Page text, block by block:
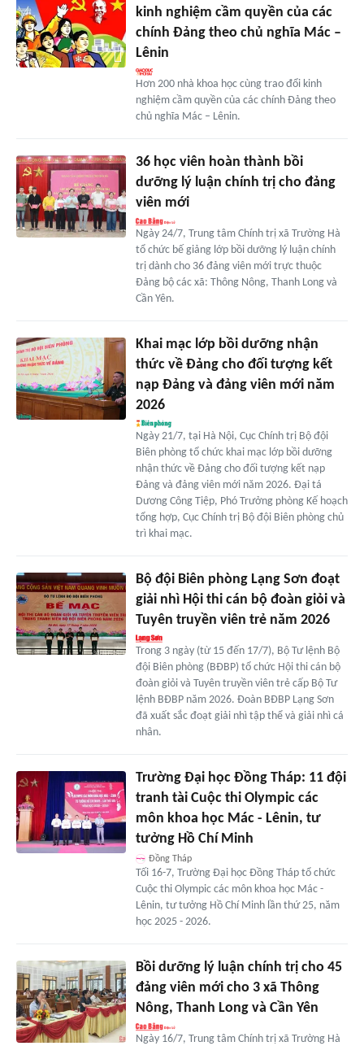
kinh nghiệm cầm quyền của các
chính Đảng theo chủ nghĩa Mác –
Lênin
Hơn 200 nhà khoa học cùng trao đổi kinh
nghiệm cầm quyền của các chính Đảng theo
chủ nghĩa Mác – Lênin.
36 học viên hoàn thành bồi
dưỡng lý luận chính trị cho đảng
viên mới
Ngày 24/7, Trung tâm Chính trị xã Trường Hà
tổ chức bế giảng lớp bồi dưỡng lý luận chính
trị dành cho 36 đảng viên mới trực thuộc
Đảng bộ các xã: Thông Nông, Thanh Long và
Cần Yên.
Khai mạc lớp bồi dưỡng nhận
thức về Đảng cho đối tượng kết
nạp Đảng và đảng viên mới năm
2026
Ngày 21/7, tại Hà Nội, Cục Chính trị Bộ đội
Biên phòng tổ chức khai mạc lớp bồi dưỡng
nhận thức về Đảng cho đối tượng kết nạp
Đảng và đảng viên mới năm 2026. Đại tá
Dương Công Tiệp, Phó Trưởng phòng Kế hoạch
tổng hợp, Cục Chính trị Bộ đội Biên phòng chủ
trì khai mạc.
Bộ đội Biên phòng Lạng Sơn đoạt
giải nhì Hội thi cán bộ đoàn giỏi và
Tuyên truyền viên trẻ năm 2026
Trong 3 ngày (từ 15 đến 17/7), Bộ Tư lệnh Bộ
đội Biên phòng (BĐBP) tổ chức Hội thi cán bộ
đoàn giỏi và Tuyên truyền viên trẻ cấp Bộ Tư
lệnh BĐBP năm 2026. Đoàn BĐBP Lạng Sơn
đã xuất sắc đoạt giải nhì tập thể và giải nhì cá
nhân.
Trường Đại học Đồng Tháp: 11 đội
tranh tài Cuộc thi Olympic các
môn khoa học Mác - Lênin, tư
tưởng Hồ Chí Minh
Đồng Tháp
Tối 16-7, Trường Đại học Đồng Tháp tổ chức
Cuộc thi Olympic các môn khoa học Mác -
Lênin, tư tưởng Hồ Chí Minh lần thứ 25, năm
học 2025 - 2026.
Bồi dưỡng lý luận chính trị cho 45
đảng viên mới cho 3 xã Thông
Nông, Thanh Long và Cần Yên
Ngày 16/7, Trung tâm Chính trị xã Trường Hà